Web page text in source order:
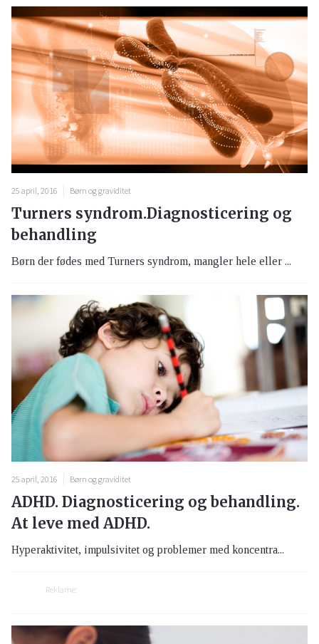
25 april, 2016 Børn og graviditet
Turners syndrom.Diagnosticering og
behandling
Børn der fødes med Turners syndrom, mangler hele eller ...
25 april, 2016 Børn og graviditet
ADHD. Diagnosticering og behandling.
At leve med ADHD.
Hyperaktivitet, impulsivitet og problemer med koncentra...
Reklame: